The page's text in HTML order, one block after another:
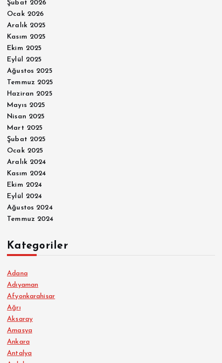
Şubat 2026
Ocak 2026
Aralık 2025
Kasım 2025
Ekim 2025
Eylül 2025
Ağustos 2025
Temmuz 2025
Haziran 2025
Mayıs 2025
Nisan 2025
Mart 2025
Şubat 2025
Ocak 2025
Aralık 2024
Kasım 2024
Ekim 2024
Eylül 2024
Ağustos 2024
Temmuz 2024
Kategoriler
Adana
Adıyaman
Afyonkarahisar
Ağrı
Aksaray
Amasya
Ankara
Antalya